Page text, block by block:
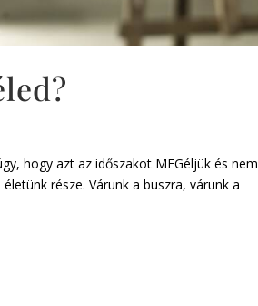
hogy azt az időszakot MEGéljük és nem
része. Várunk a buszra, várunk a